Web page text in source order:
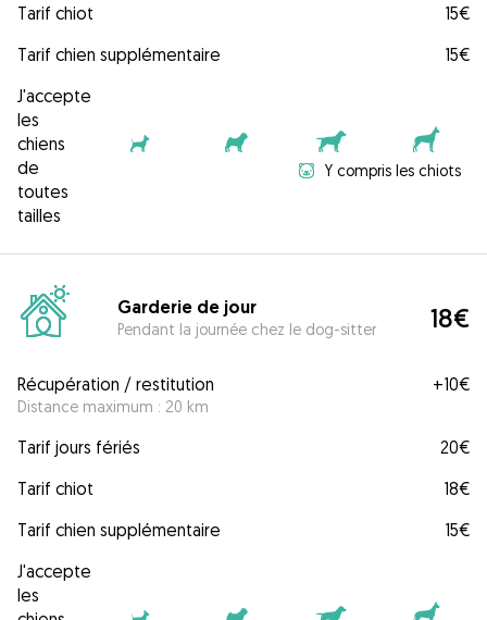
Tarif chiot
15€
Tarif chien supplémentaire
15€
J'accepte
les
chiens
de
toutes
tailles
Y compris les chiots
Garderie de jour
Pendant la journée chez le dog-sitter 18€
Récupération / restitution
Distance maximum : 20 km
+10€
Tarif jours fériés
20€
Tarif chiot
18€
Tarif chien supplémentaire
15€
J'accepte
les